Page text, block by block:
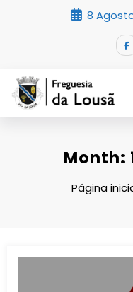
8
Month:
Página